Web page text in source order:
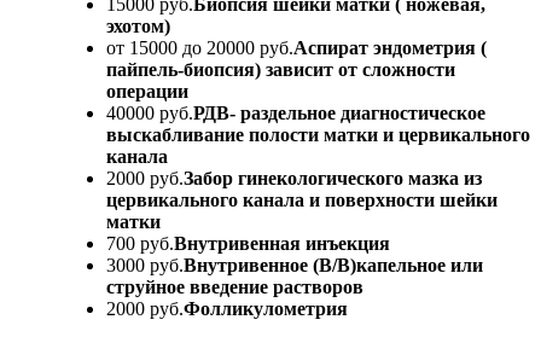
эхотом)
от 15000 до 20000 руб.Аспират эндометрия (
пайпель-биопсия) зависит от сложности
операции
40000 руб.РДВ- раздельное диагностическое
выскабливание полости матки и цервикального
канала
2000 руб.Забор гинекологического мазка из
цервикального канала и поверхности шейки
матки
700 руб.Внутривенная инъекция
3000 руб.Внутривенное (В/В)капельное или
струйное введение растворов
2000 руб.Фолликулометрия